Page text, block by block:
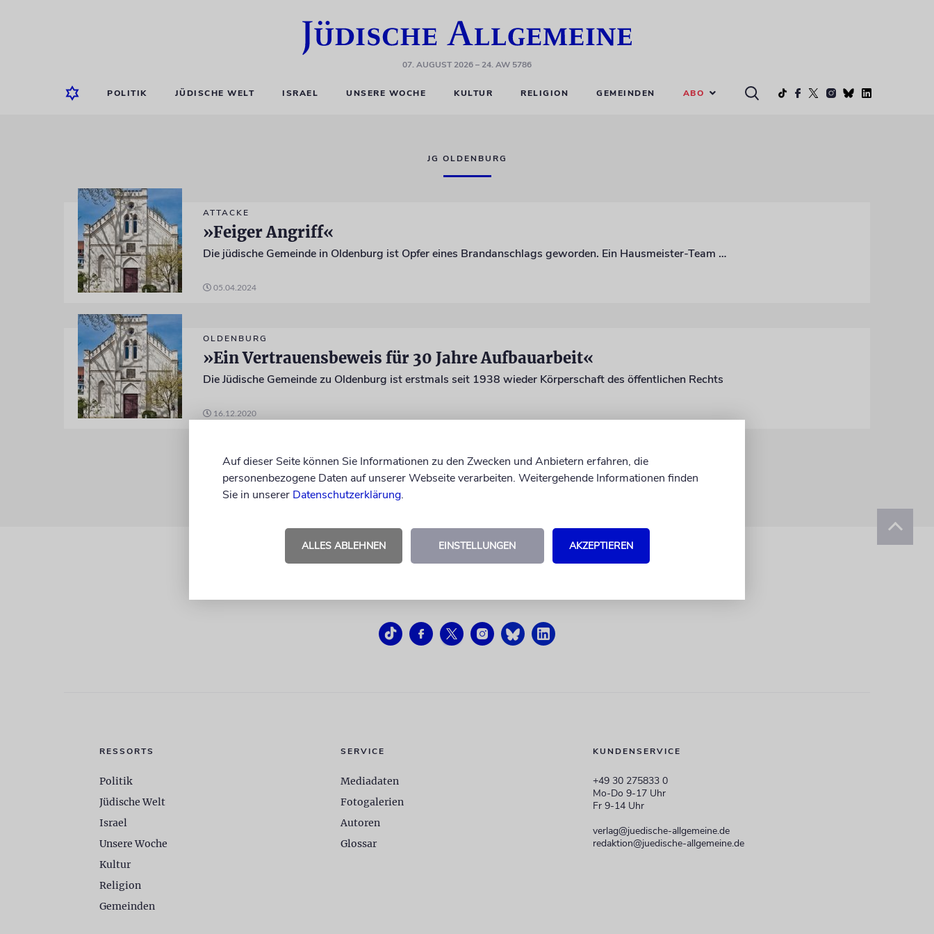
07. AUGUST 2026– 24. AW 5786
POLITIK JÜDISCHE WELT ISRAEL UNSERE WOCHE KULTUR RELIGION GEMEINDEN ABO
JG OLDENBURG
ATTACKE
»Feiger Angriff«
Die jüdische Gemeinde in Oldenburg ist Opfer eines Brandanschlags geworden. Ein Hausmeister-Team konnte Schlimmeres verhindern. Niedersachsens Kultusministerin verurteilt die Tat
05.04.2024
OLDENBURG
»Ein Vertrauensbeweis für 30 Jahre Aufbauarbeit«
Die Jüdische Gemeinde zu Oldenburg ist erstmals seit 1938 wieder Körperschaft des öffentlichen Rechts
16.12.2020
KUNDENSERVICE
+49 30 275833 0
Mo-Do 9-17 Uhr
Fr 9-14 Uhr
verlag@juedische-allgemeine.de
redaktion@juedische-allgemeine.de
RESSORTS
Politik
Jüdische Welt
Israel
Unsere Woche
Kultur
Religion
Gemeinden
SERVICE
Mediadaten
Fotogalerien
Autoren
Glossar
Auf dieser Seite können Sie Informationen zu den Zwecken und Anbietern erfahren, die
personenbezogene Daten auf unserer Webseite verarbeiten. Weitergehende Informationen finden
Sie in unserer Datenschutzerklärung.
ALLES ABLEHNEN EINSTELLUNGEN AKZEPTIEREN